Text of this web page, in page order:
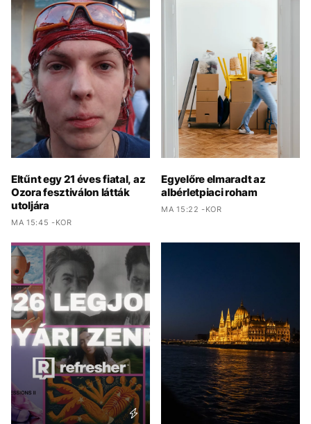
Eltűnt egy 21 éves fiatal, az
Ozora fesztiválon látták
utoljára
MA 15:45 -KOR
Egyelőre elmaradt az
albérletpiaci roham
MA 15:22 -KOR